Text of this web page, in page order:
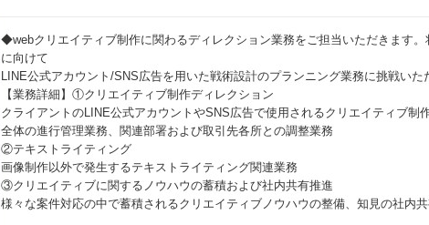
◆webクリエイティブ制作に関わるディレクション業務をご担当いただきます
に向けて
LINE公式アカウント/SNS広告を用いた戦術設計のプランニング業務に挑戦いた
【業務詳細】①クリエイティブ制作ディレクション
クライアントのLINE公式アカウントやSNS広告で使用されるクリエイティブ制
全体の進行管理業務、関連部署および取引先各所との調整業務
②テキストライティング
画像制作以外で発生するテキストライティング関連業務
③クリエイティブに関するノウハウの蓄積および社内共有推進
様々な案件対応の中で蓄積されるクリエイティブノウハウの整備、知見の社内